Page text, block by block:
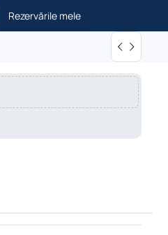
Rezervările mele